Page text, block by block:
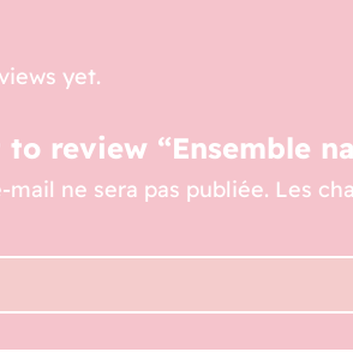
yet.
review “Ensemble
mail ne sera pas publiée. Les